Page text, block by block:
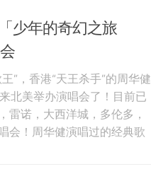
少年的奇幻之旅
”，香港“天王杀手”的周华健
来北美举办演唱会了！目前已
雷诺，大西洋城，多伦多，
会！周华健演唱过的经典歌